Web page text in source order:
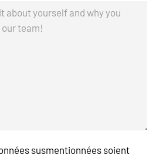
susmentionnées soient